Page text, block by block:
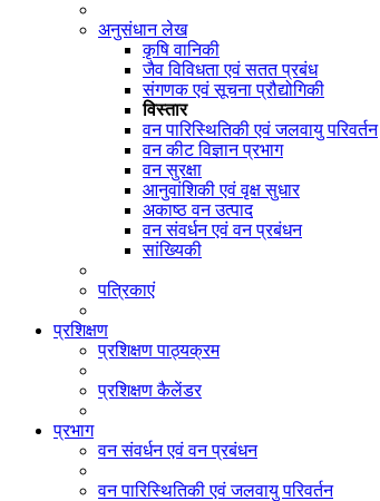
अनुसंधान लेख
कृषि वानिकी
जैव विविधता एवं सतत प्रबंध
संगणक एवं सूचना प्रौद्योगिकी
विस्तार
वन पारिस्थितिकी एवं जलवायु परिवर्तन
वन कीट विज्ञान प्रभाग
वन सुरक्षा
आनुवांशिकी एवं वृक्ष सुधार
अकाष्ठ वन उत्पाद
वन संवर्धन एवं वन प्रबंधन
सांख्यिकी
पत्रिकाएं
प्रशिक्षण
प्रशिक्षण पाठ्यक्रम
प्रशिक्षण कैलेंडर
प्रभाग
वन संवर्धन एवं वन प्रबंधन
वन पारिस्थितिकी एवं जलवायु परिवर्तन